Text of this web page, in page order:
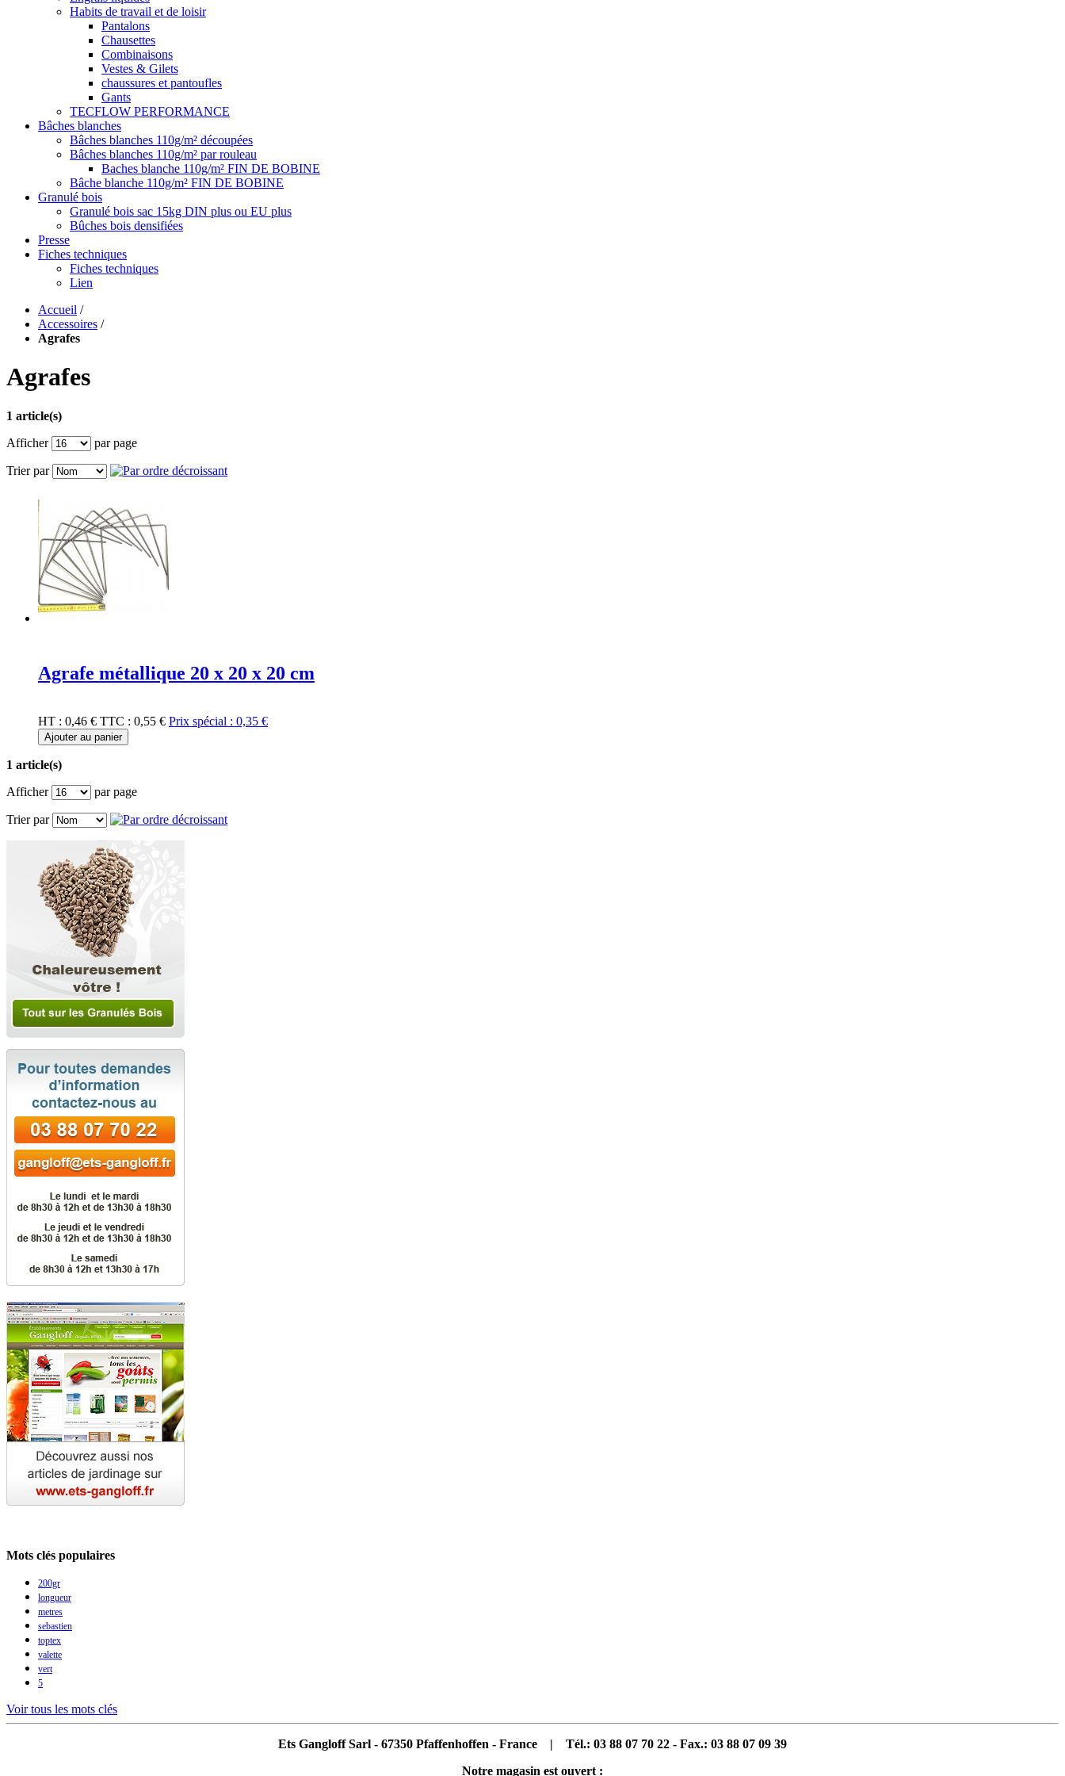
Habits de travail et de loisir
Pantalons
Chausettes
Combinaisons
Vestes & Gilets
chaussures et pantoufles
Gants
TECFLOW PERFORMANCE
Bâches blanches
Bâches blanches 110g/m² découpées
Bâches blanches 110g/m² par rouleau
Baches blanche 110g/m² FIN DE BOBINE
Bâche blanche 110g/m² FIN DE BOBINE
Granulé bois
Granulé bois sac 15kg DIN plus ou EU plus
Bûches bois densifiées
Presse
Fiches techniques
Fiches techniques
Lien
Accueil /
Accessoires /
Agrafes
Agrafes
1 article(s)
Afficher
par page
Trier par
Agrafe métallique 20 x 20 x 20 cm
HT : 0,46 € TTC : 0,55 € Prix spécial : 0,35 €
Ajouter au panier
1 article(s)
Afficher
par page
Trier par
Mots clés populaires
200gr
longueur
metres
sebastien
toptex
valette
vert
5
Voir tous les mots clés
Ets Gangloff Sarl - 67350 Pfaffenhoffen - France | Tél.: 03 88 07 70 22 - Fax.: 03 88 07 09 39
Notre magasin est ouvert :